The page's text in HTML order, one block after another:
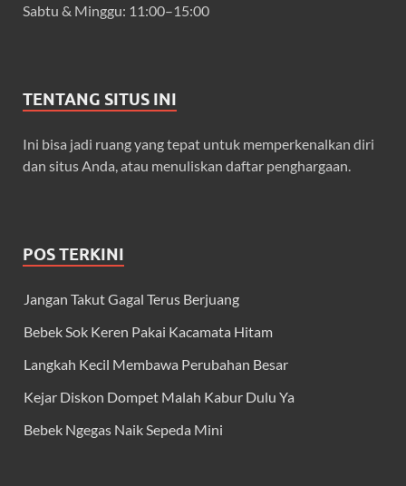
Sabtu & Minggu: 11:00–15:00
TENTANG SITUS INI
Ini bisa jadi ruang yang tepat untuk memperkenalkan diri
dan situs Anda, atau menuliskan daftar penghargaan.
POS TERKINI
Jangan Takut Gagal Terus Berjuang
Bebek Sok Keren Pakai Kacamata Hitam
Langkah Kecil Membawa Perubahan Besar
Kejar Diskon Dompet Malah Kabur Dulu Ya
Bebek Ngegas Naik Sepeda Mini